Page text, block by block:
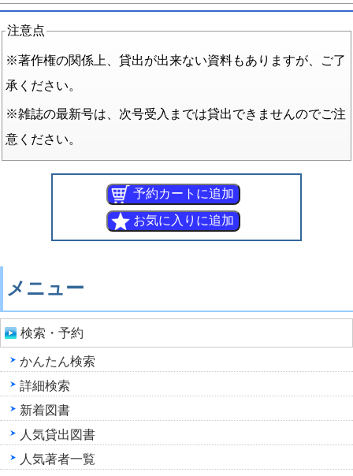
注意点
※著作権の関係上、貸出が出来ない資料もありますが、ご了
承ください。
※雑誌の最新号は、次号受入までは貸出できませんのでご注
意ください。
メニュー
検索・予約
かんたん検索
詳細検索
新着図書
人気貸出図書
人気著者一覧